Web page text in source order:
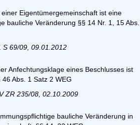
Eigentümergemeinschaft ist eine
bauliche Veränderung §§ 14 Nr. 1, 15 Abs.
S 69/09, 09.01.2012
Anfechtungsklage eines Beschlusses ist
Abs. 1 Satz 2 WEG
ZR 235/08, 02.10.2009
bauliche Veränderung in